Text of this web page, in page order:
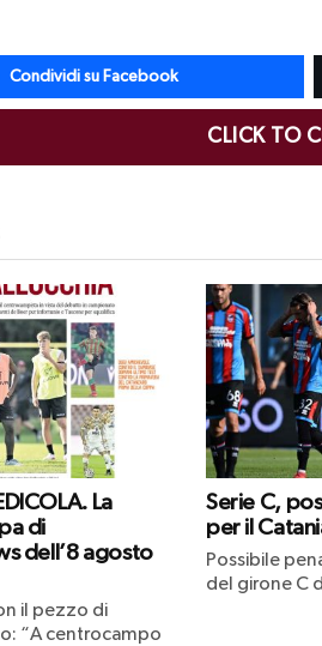
Condividi su Facebook
CLICK TO
La
di
dell’8 agosto
il pezzo di
“A centrocampo
Serie C,
per il
Possibile
del girone C